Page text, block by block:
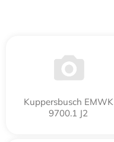
Kuppersbusch EMWK
9700.1 J2